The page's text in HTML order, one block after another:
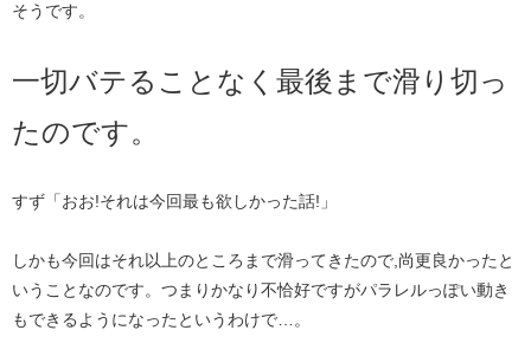
そうです。
​一切バテることなく最後まで滑り切っ
たのです。​
すず「おお!それは今回最も欲しかった話!」
しかも今回はそれ以上のところまで滑ってきたので​,尚更良かったと
いうことなのです。つまりかなり不恰好ですがパラレルっぽい動き
もできるようになったというわけで…。